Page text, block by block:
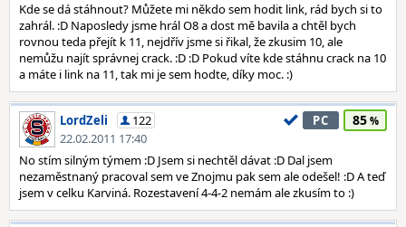
Kde se dá stáhnout? Můžete mi někdo sem hodit link, rád bych si to
zahrál. :D Naposledy jsme hrál O8 a dost mě bavila a chtěl bych
rovnou teda přejít k 11, nejdřív jsme si řikal, že zkusim 10, ale
nemůžu najít správnej crack. :D :D Pokud víte kde stáhnu crack na 10
a máte i link na 11, tak mi je sem hodte, díky moc. :)
LordZeli
122
22.02.2011 17:40
PC 85
No stím silným týmem :D Jsem si nechtěl dávat :D Dal jsem
nezaměstnaný pracoval sem ve Znojmu pak sem ale odešel! :D A teď
jsem v celku Karviná. Rozestavení 4-4-2 nemám ale zkusím to :)